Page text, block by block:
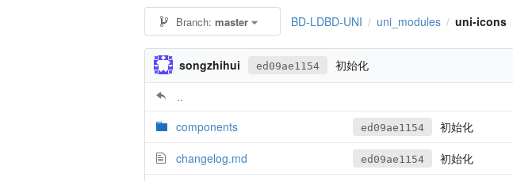
Branch: master BD-LDBD-UNI / uni_modules / uni-icons
songzhihui ed09ae1154 初始化
..
components
ed09ae1154 初始化
changelog.md
ed09ae1154 初始化